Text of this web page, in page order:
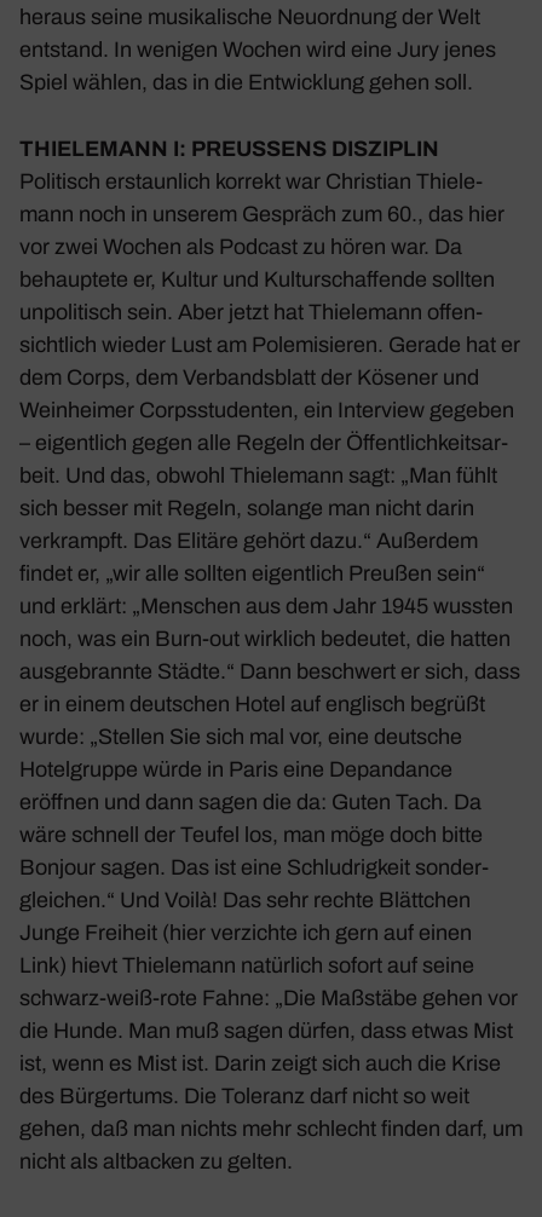
heraus seine musi­ka­li­sche Neuord­nung der Welt
entstand. In wenigen Wochen wird eine Jury jenes
Spiel wählen, das in die Entwick­lung gehen soll.
THIE­LE­MANN I: PREUS­SENS DISZI­PLIN
Poli­tisch erstaun­lich korrekt war Chris­tian Thie­le­
mann noch in unserem Gespräch zum 60., das hier
vor zwei Wochen als Podcast zu hören war. Da
behaup­tete er, Kultur und Kultur­schaf­fende sollten
unpo­li­tisch sein. Aber jetzt hat Thie­le­mann offen­
sicht­lich wieder Lust am Pole­mi­sieren. Gerade hat er
dem Corps, dem Verbands­blatt der Kösener und
Wein­heimer Corps­stu­denten, ein Inter­view gegeben
– eigent­lich gegen alle Regeln der Öffent­lich­keits­ar­
beit. Und das, obwohl Thie­le­mann sagt: „Man fühlt
sich besser mit Regeln, solange man nicht darin
verkrampft. Das Elitäre gehört dazu.“ Außerdem
findet er, „wir alle sollten eigent­lich Preußen sein“
und erklärt: „Menschen aus dem Jahr 1945 wussten
noch, was ein Burn-out wirk­lich bedeutet, die hatten
ausge­brannte Städte.“ Dann beschwert er sich, dass
er in einem deut­schen Hotel auf englisch begrüßt
wurde: „Stellen Sie sich mal vor, eine deut­sche
Hotel­gruppe würde in Paris eine Depan­dance
eröffnen und dann sagen die da: Guten Tach. Da
wäre schnell der Teufel los, man möge doch bitte
Bonjour sagen. Das ist eine Schlud­rig­keit sonder­
glei­chen.“ Und Voilà! Das sehr rechte Blätt­chen
Junge Frei­heit (hier verzichte ich gern auf einen
Link) hievt Thie­le­mann natür­lich sofort auf seine
schwarz-weiß-rote Fahne: „Die Maßstäbe gehen vor
die Hunde. Man muß sagen dürfen, dass etwas Mist
ist, wenn es Mist ist. Darin zeigt sich auch die Krise
des Bürger­tums. Die Tole­ranz darf nicht so weit
gehen, daß man nichts mehr schlecht finden darf, um
nicht als altba­cken zu gelten.